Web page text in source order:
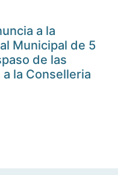
a la
Municipal de 5
de las
la Conselleria